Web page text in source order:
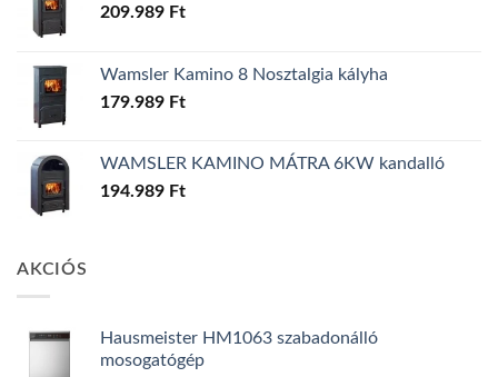
209.989 Ft
Wamsler Kamino 8 Nosztalgia kályha
179.989 Ft
WAMSLER KAMINO MÁTRA 6KW kandalló
194.989 Ft
AKCIÓS
Hausmeister HM1063 szabadonálló
mosogatógép